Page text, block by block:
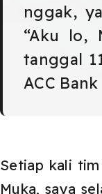
nggak,
“Aku lo,
tanggal
ACC
Setiap kali
Muka, saya